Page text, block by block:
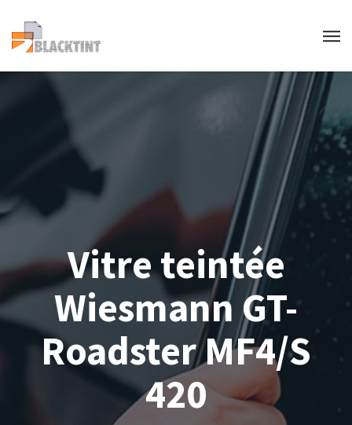
Vitre teintée
Wiesmann GT-
Roadster MF4/S
420